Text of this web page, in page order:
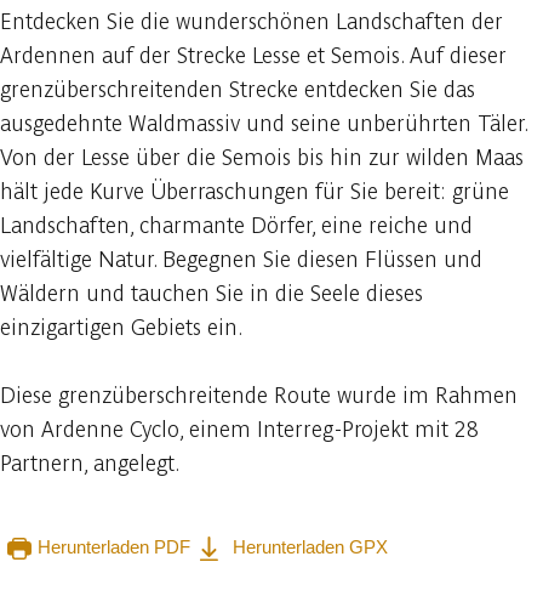
Entdecken Sie die wunderschönen Landschaften der
Ardennen auf der Strecke Lesse et Semois. Auf dieser
grenzüberschreitenden Strecke entdecken Sie das
ausgedehnte Waldmassiv und seine unberührten Täler.
Von der Lesse über die Semois bis hin zur wilden Maas
hält jede Kurve Überraschungen für Sie bereit: grüne
Landschaften, charmante Dörfer, eine reiche und
vielfältige Natur. Begegnen Sie diesen Flüssen und
Wäldern und tauchen Sie in die Seele dieses
einzigartigen Gebiets ein.
Diese grenzüberschreitende Route wurde im Rahmen
von Ardenne Cyclo, einem Interreg-Projekt mit 28
Partnern, angelegt.
Herunterladen PDF
Herunterladen GPX